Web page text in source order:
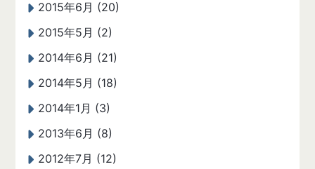
2015年6月 (20)
2015年5月 (2)
2014年6月 (21)
2014年5月 (18)
2014年1月 (3)
2013年6月 (8)
2012年7月 (12)